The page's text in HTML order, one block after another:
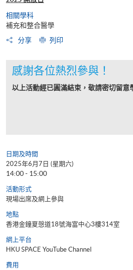
相關學科
補充和整合醫學
分享
列印
感謝各位熱烈參與！
以上活動經已圓滿結束，敬請密切留意
日期及時間
2025年6月7日 (星期六)
14:00 - 15:00
活動形式
現場出席及網上參與
地點
香港金鐘夏愨道18號海富中心3樓314室
網上平台
HKU SPACE YouTube Channel
費用